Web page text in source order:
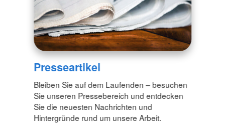
Presseartikel
Bleiben Sie auf dem Laufenden – besuchen
Sie unseren Pressebereich und entdecken
Sie die neuesten Nachrichten und
Hintergründe rund um unsere Arbeit.